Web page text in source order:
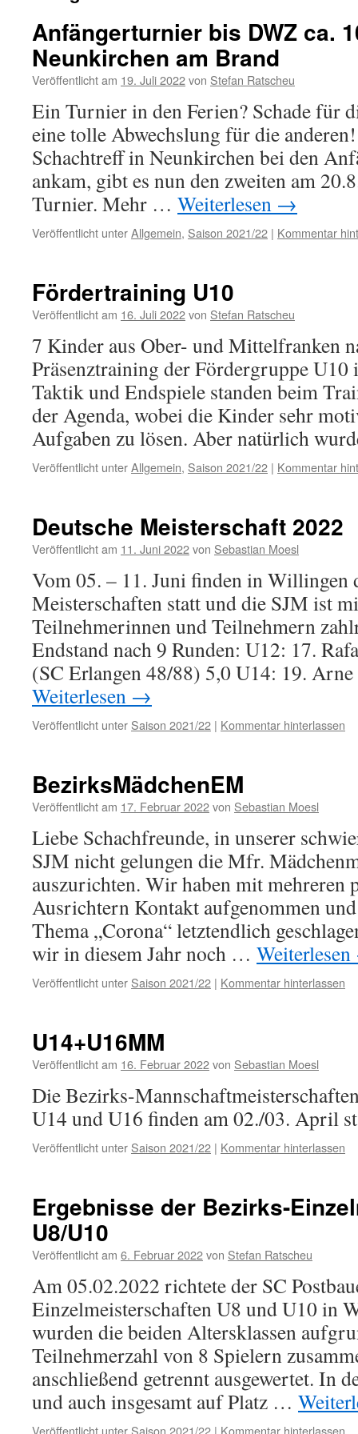
Anfängerturnier bis DWZ ca.
Neunkirchen am Brand
Veröffentlicht am 19. Juli 2022von Stefan Ratscheu
Ein Turnier in den Ferien? Schade für
eine tolle Abwechslung für die
Schachtreff in Neunkirchen bei den
ankam, gibt es nun den zweiten am
Turnier. Mehr … Weiterlesen →
Veröffentlicht unterAllgemein, Saison 2021/22 | Kommentar
Fördertraining U10
Veröffentlicht am 16. Juli 2022von Stefan Ratscheu
7 Kinder aus Ober- und Mittelfranken
Präsenztraining der Fördergruppe U10
Taktik und Endspiele standen beim
der Agenda, wobei die Kinder sehr
Aufgaben zu lösen. Aber natürlich
Veröffentlicht unterAllgemein, Saison 2021/22 | Kommentar
Deutsche Meisterschaft 2022
Veröffentlicht am 11. Juni 2022von Sebastian Moesl
Vom 05. – 11. Juni finden in Willingen
Meisterschaften statt und die SJM ist
Teilnehmerinnen und Teilnehmern
Endstand nach 9 Runden: U12: 17.
(SC Erlangen 48/88) 5,0 U14: 19.
Weiterlesen →
Veröffentlicht unter Saison 2021/22 | Kommentar hinterlassen
BezirksMädchenEM
Veröffentlicht am 17. Februar 2022von Sebastian Moesl
Liebe Schachfreunde, in unserer
SJM nicht gelungen die Mfr.
auszurichten. Wir haben mit mehreren
Ausrichtern Kontakt aufgenommen
Thema „Corona“ letztendlich
wir in diesem Jahr noch … Weiterlesen
Veröffentlicht unter Saison 2021/22 | Kommentar hinterlassen
U14+U16MM
Veröffentlicht am 16. Februar 2022von Sebastian Moesl
Die Bezirks-
U14 und U16 finden am 02./03. April
Veröffentlicht unter Saison 2021/22 | Kommentar hinterlassen
Ergebnisse der Bezirks-
U8/U10
Veröffentlicht am 6. Februar 2022von Stefan Ratscheu
Am 05.02.2022 richtete der SC
Einzelmeisterschaften U8 und U10 in
wurden die beiden Altersklassen
Teilnehmerzahl von 8 Spielern
anschließend getrennt ausgewertet. In
und auch insgesamt auf Platz …
Veröffentlicht unter Saison 2021/22 | Kommentar hinterlassen